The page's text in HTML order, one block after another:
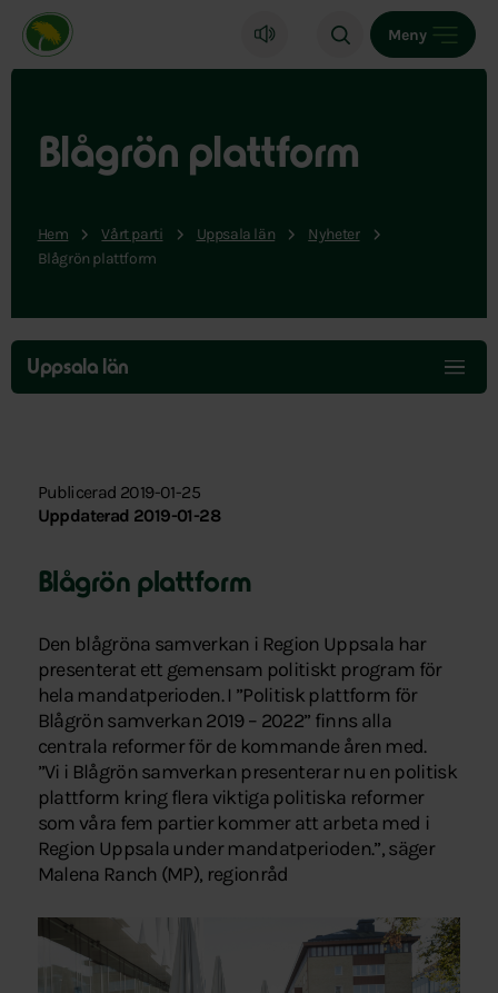
Miljöpartiet de gröna, startsida
Meny
Blågrön plattform
Hem Vårt parti Uppsala län
Nyheter
Blågrön plattform
Hoppa
över
menyn
Uppsala län
Publicerad 2019-01-25
Uppdaterad 2019-01-28
Blågrön plattform
Den blågröna samverkan i Region Uppsala har
presenterat ett gemensam politiskt program för
hela mandatperioden. I ”Politisk plattform för
Blågrön samverkan 2019 – 2022” finns alla
centrala reformer för de kommande åren med.
”Vi i Blågrön samverkan presenterar nu en politisk
plattform kring flera viktiga politiska reformer
som våra fem partier kommer att arbeta med i
Region Uppsala under mandatperioden.”, säger
Malena Ranch (MP), regionråd